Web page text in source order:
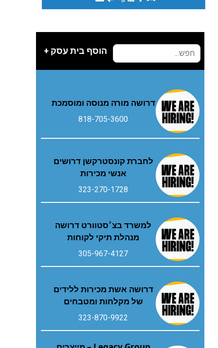
הוסף בית עסק +
דרושה מורה מנוסה ומוסמכת
818-705-3600
לחברת קונסטרקשן דרושים
אנשי מכירות
323-270-1728
למשרד בצ׳סטוורט דרושה
מנהלת תיקי לקוחות
305-967-4127
דרושה אשת מכירות ללידים
של מקלחות ומטבחים
323-870-9922